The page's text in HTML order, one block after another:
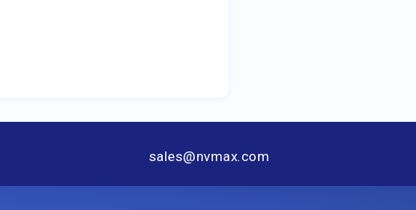
sales@nvmax.com